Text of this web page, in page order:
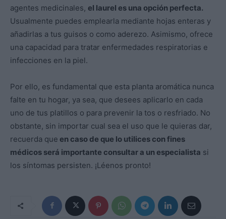
agentes medicinales, el laurel es una opción perfecta.
Usualmente puedes emplearla mediante hojas enteras y
añadirlas a tus guisos o como aderezo. Asimismo, ofrece
una capacidad para tratar enfermedades respiratorias e
infecciones en la piel.
Por ello, es fundamental que esta planta aromática nunca
falte en tu hogar, ya sea, que desees aplicarlo en cada
uno de tus platillos o para prevenir la tos o resfriado. No
obstante, sin importar cual sea el uso que le quieras dar,
recuerda que en caso de que lo utilices con fines
médicos será importante consultar a un especialista si
los síntomas persisten. ¡Léenos pronto!